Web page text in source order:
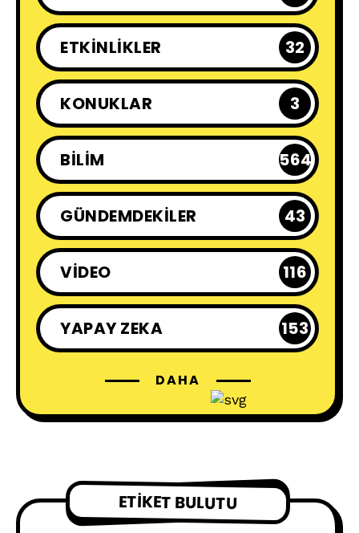
ETKINLIKLER 32
KONUKLAR 3
BILIM 564
GÜNDEMDEKILER 43
VIDEO 116
YAPAY ZEKA 153
DAHA
ETIKET BULUTU